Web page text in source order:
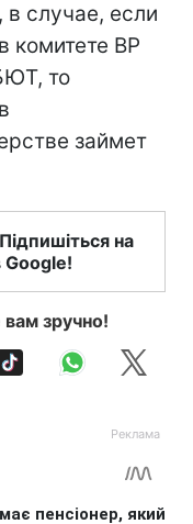
в случае, если
комитете ВР
то
займет
на
Google!
зручно!